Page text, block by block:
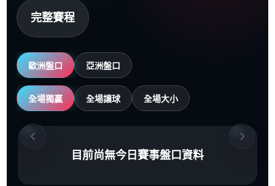
完整賽程
歐洲盤口 亞洲盤口
全場獨贏 全場讓球 全場大小
目前尚無今日賽事盤口資料